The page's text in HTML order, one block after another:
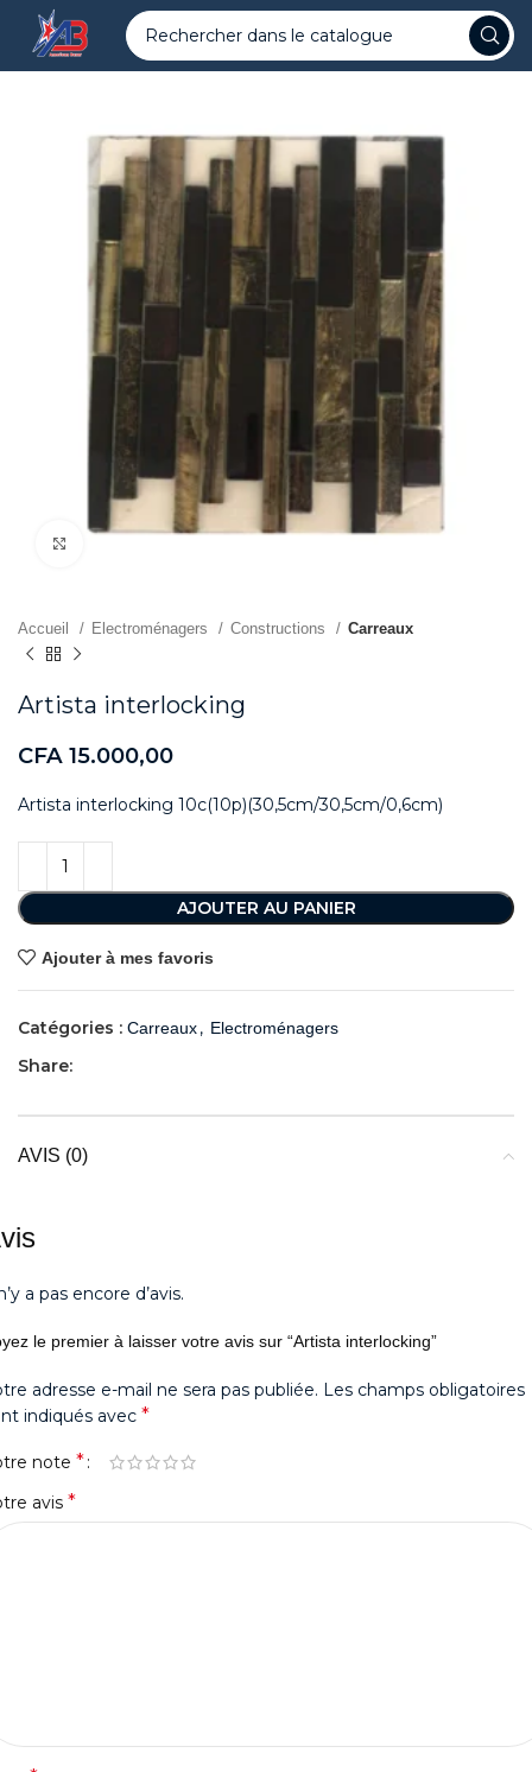
Accueil Electroménagers Constructions Carreaux
Artista interlocking
CFA 15.000,00
Artista interlocking 10c(10p)(30,5cm/30,5cm/0,6cm)
AJOUTER AU PANIER
Ajouter à mes favoris
Catégories : Carreaux, Electroménagers
Share:
AVIS (0)
a pas encore d’avis.
le premier à laisser votre avis sur “Artista interlocking”
adresse e-mail ne sera pas publiée. Les champs obligatoires
indiqués avec *
note *
avis *